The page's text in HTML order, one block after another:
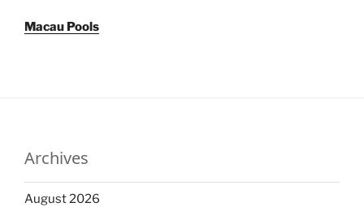
Macau Pools
Archives
August 2026